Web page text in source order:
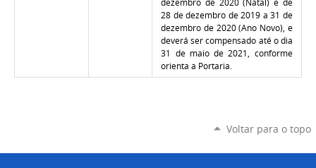
28 de dezembro de 2019 a 31 de
dezembro de 2020 (Ano Novo), e
deverá ser compensado até o dia
31 de maio de 2021, conforme
orienta a Portaria.
Voltar para o topo